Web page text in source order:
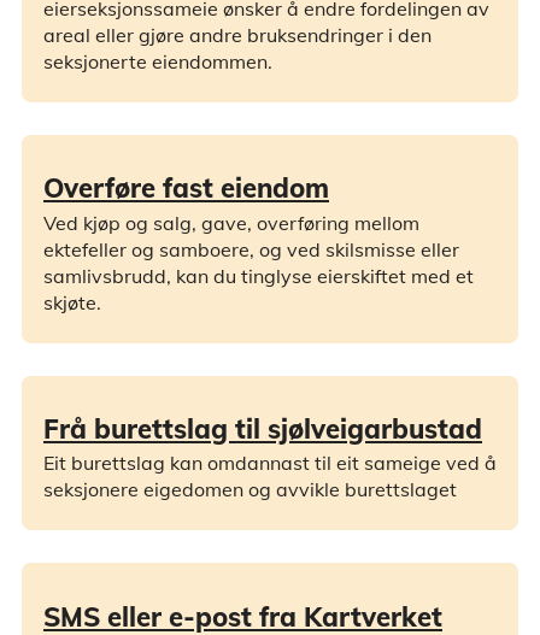
eierseksjonssameie ønsker å endre fordelingen av
areal eller gjøre andre bruksendringer i den
seksjonerte eiendommen.
Overføre fast eiendom
Ved kjøp og salg, gave, overføring mellom
ektefeller og samboere, og ved skilsmisse eller
samlivsbrudd, kan du tinglyse eierskiftet med et
skjøte.
Frå burettslag til sjølveigarbustad
Eit burettslag kan omdannast til eit sameige ved å
seksjonere eigedomen og avvikle burettslaget
SMS eller e-post fra Kartverket